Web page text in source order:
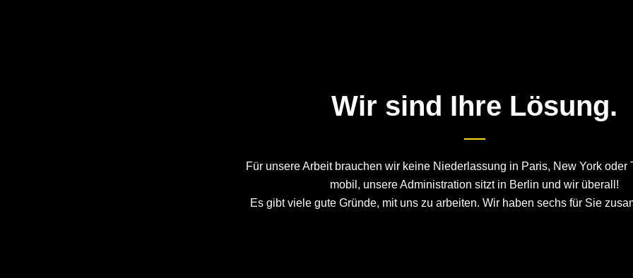
Wir sind Ihre Lösung.
Für unsere Arbeit brauchen wir keine Niederlassung in Paris, New York oder
mobil, unsere Administration sitzt in Berlin und wir überall!
Es gibt viele gute Gründe, mit uns zu arbeiten. Wir haben sechs für Sie